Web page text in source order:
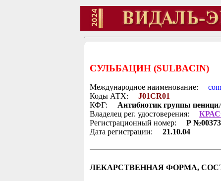
СУЛЬБАЦИН (SULBACIN)
Международное наименование:
Коды АТХ:
J01CR01
КФГ:
Антибиотик группы
Владелец рег. удостоверения:
Регистрационный номер:
Р
Дата регистрации:
21.10.04
ЛЕКАРСТВЕННАЯ ФОРМА,